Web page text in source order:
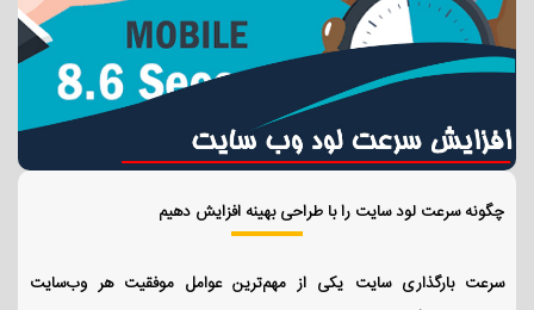
چگونه سرعت لود سایت را با طراحی بهینه افزایش دهیم
سرعت بارگذاری سایت یکی از مهم‌ترین عوامل موفقیت هر وب‌سایت